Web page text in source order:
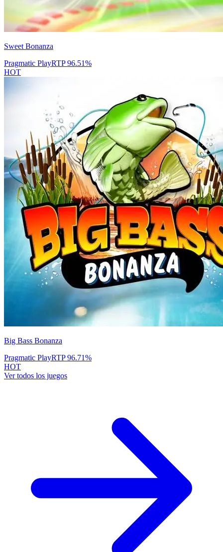
Sweet Bonanza
Pragmatic PlayRTP96.51%
HOT
Big Bass Bonanza
Pragmatic PlayRTP96.71%
HOT
Ver todos los juegos